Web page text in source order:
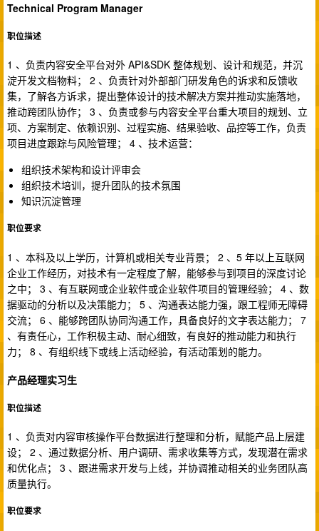
Technical Program Manager
职位描述
1 、负责内容安全平台对外 API&SDK 整体规划、设计和规范，并沉
淀开发文档物料； 2 、负责针对外部部门研发角色的诉求和反馈收
集，了解各方诉求，提出整体设计的技术解决方案并推动实施落地，
推动跨团队协作； 3 、负责或参与内容安全平台重大项目的规划、立
项、方案制定、依赖识别、过程实施、结果验收、品控等工作，负责
项目进度跟踪与风险管理； 4 、技术运营：
组织技术架构和设计评审会
组织技术培训，提升团队的技术氛围
知识沉淀管理
职位要求
1 、本科及以上学历，计算机或相关专业背景； 2 、5 年以上互联网
企业工作经历，对技术有一定程度了解，能够参与到项目的深度讨论
之中； 3 、有互联网或企业软件或企业软件项目的管理经验； 4 、数
据驱动的分析以及决策能力； 5 、沟通表达能力强，跟工程师无障碍
交流； 6 、能够跨团队协同沟通工作，具备良好的文字表达能力； 7
、有责任心，工作积极主动、耐心细致，有良好的推动能力和执行
力； 8 、有组织线下或线上活动经验，有活动策划的能力。
产品经理实习生
职位描述
1 、负责对内容审核操作平台数据进行整理和分析，赋能产品上层建
设； 2 、通过数据分析、用户调研、需求收集等方式，发现潜在需求
和优化点； 3 、跟进需求开发与上线，并协调推动相关的业务团队高
质量执行。
职位要求